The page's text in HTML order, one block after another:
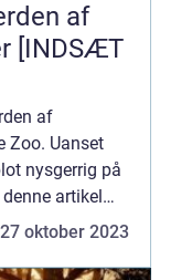
af
[INDSÆT
af
Zoo. Uanset
nysgerrig på
artikel
Vi vil udfor...
27 oktober 2023